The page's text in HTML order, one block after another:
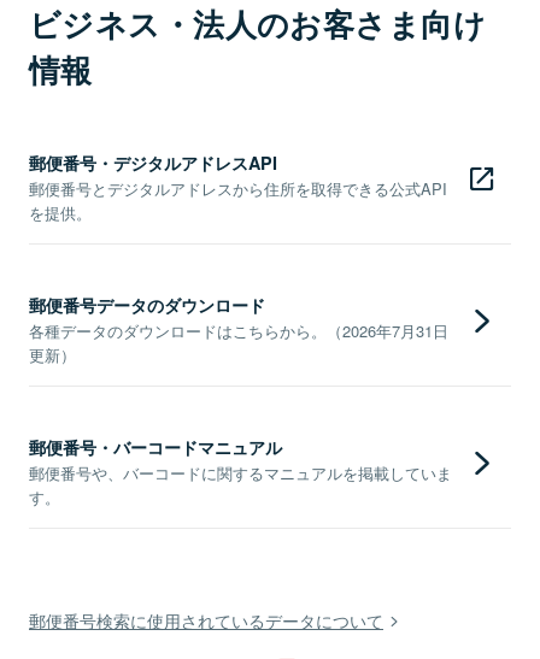
ビジネス・法人のお客さま向け
情報
郵便番号・デジタルアドレスAPI
郵便番号とデジタルアドレスから住所を取得できる公式API
を提供。
郵便番号データのダウンロード
各種データのダウンロードはこちらから。（2026年7月31日
更新）
郵便番号・バーコードマニュアル
郵便番号や、バーコードに関するマニュアルを掲載していま
す。
郵便番号検索に使用されているデータについて